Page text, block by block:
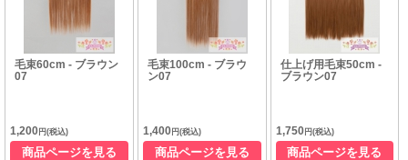
毛束60cm - ブラウン
07
1,200 円(税込)
商品ページを見る
毛束100cm - ブラウ
ン07
1,400円(税込)
商品ページを見る
仕上げ用毛束50cm -
ブラウン07
1,750円(税込)
商品ページを見る